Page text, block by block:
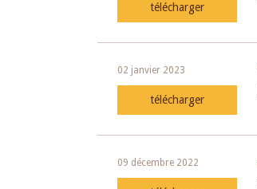
télécharger
02 janvier 2023
télécharger
09 décembre 2022